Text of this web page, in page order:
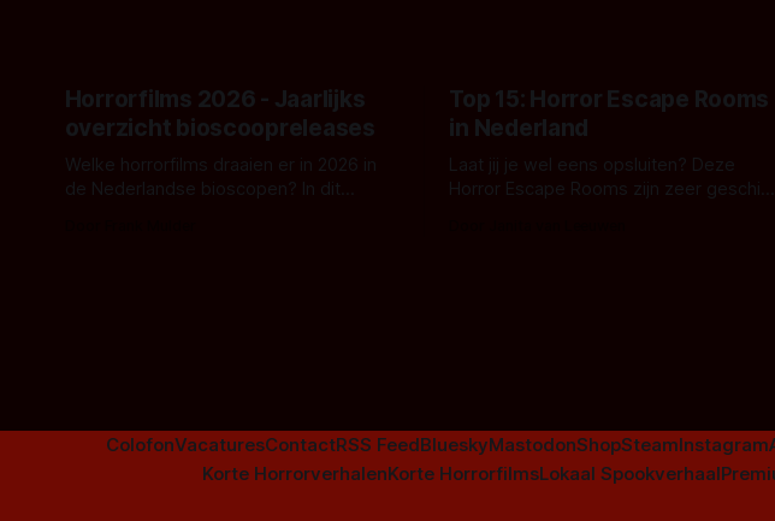
Horrorfilms 2026 - Jaarlijks
overzicht bioscoopreleases
Welke horrorfilms draaien er in 2026 in
de Nederlandse bioscopen? In dit
Top 15: Horror Escape Rooms
in Nederland
Laat jij je wel eens opsluiten? Deze
Horror Escape Rooms zijn zeer geschikt
ColofonVacaturesContactRSS FeedBlueskyMastodonShopSteamInstagram
Korte HorrorverhalenKorte HorrorfilmsLokaal Spookverhaal